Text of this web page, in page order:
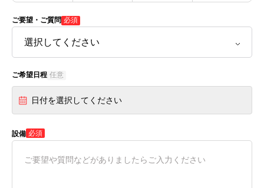
ご要望・ご質問 必須
ご希望日程 任意
日付を選択してください
設備 必須